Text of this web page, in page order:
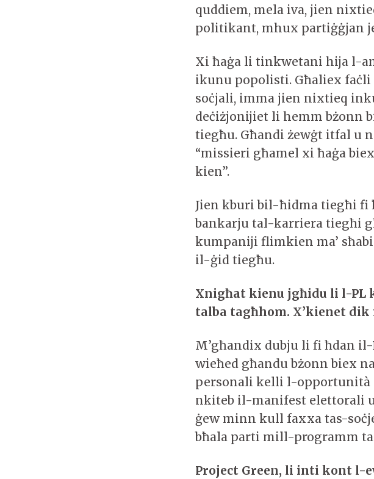
quddiem, mela iva, jien
politikant, mhux partiġġjan
Xi ħaġa li tinkwetani hija l-
ikunu popolisti. Għaliex
soċjali, imma jien nixtieq
deċiżjonijiet li hemm bżonn
tiegħu. Għandi żewġt itfal u
“missieri għamel xi ħaġa
kien”.
Jien kburi bil-ħidma tiegħi fi
bankarju tal-karriera tiegħi
kumpaniji flimkien ma’
il-ġid tiegħu.
Xnigħat kienu jgħidu li l-PL
talba tagħhom. X’kienet
M’għandix dubju li fi ħdan
wieħed għandu bżonn biex
personali kelli l-opportunità
nkiteb il-manifest elettorali
ġew minn kull faxxa tas-
bħala parti mill-programm
Project Green, li inti kont l-